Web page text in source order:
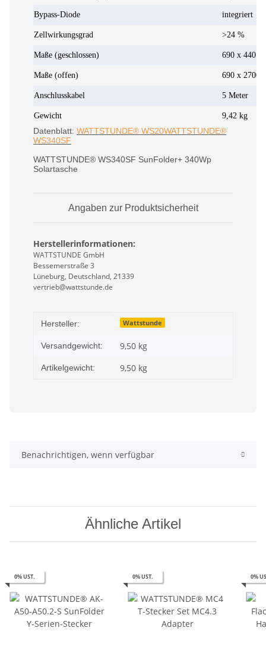
Bypass-Diode integriert
Zellwirkungsgrad >24 %
Maße (geschlossen) 690 x 440 x
Maße (offen) 690 x 2700
Anschlusskabel 5 Meter
Gewicht 9,42 kg
Datenblatt: WATTSTUNDE® WS20WATTSTUNDE®
WS340SF
WATTSTUNDE® WS340SF SunFolder+ 340Wp
Solartasche
Angaben zur Produktsicherheit
Herstellerinformationen:
WATTSTUNDE GmbH
Bessemerstraße 3
Lüneburg, Deutschland, 21339
vertrieb@wattstunde.de
Produkteigenschaft
Wert
Hersteller: Wattstunde
Versandgewicht: 9,50 kg
Artikelgewicht: 9,50 kg
Benachrichtigen, wenn verfügbar
Ähnliche Artikel
0% UST. 0% UST. 0%